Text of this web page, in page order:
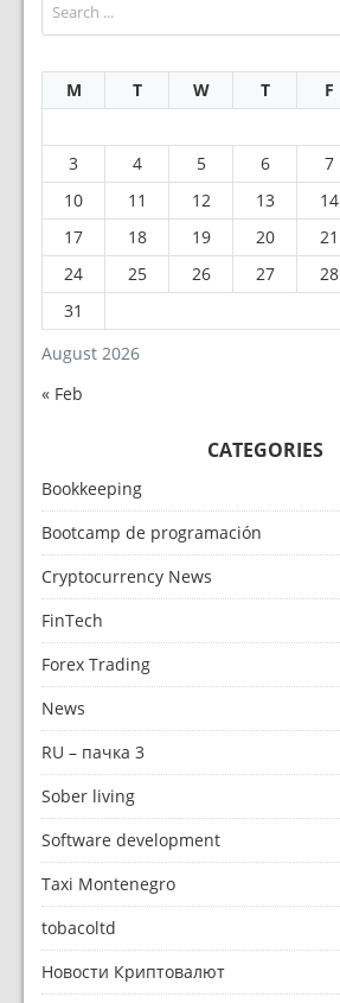
August 2026
M T W T F
3
4 5 6 7
10
11 12 13 14
17
18 19 20 21
24
25 26 27 28
31
« Feb
CATEGORIES
Bookkeeping
Bootcamp de programación
Cryptocurrency News
FinTech
Forex Trading
News
RU – пачка 3
Sober living
Software development
Taxi Montenegro
tobacoltd
Новости Криптовалют